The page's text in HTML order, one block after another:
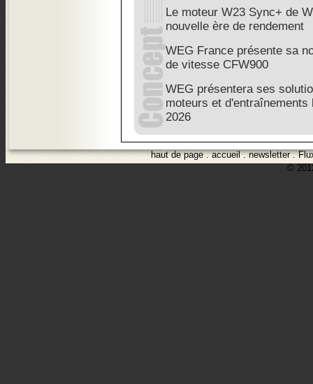
Le moteur W23 Sync+ de
nouvelle ère de rendement
WEG France présente sa
de vitesse CFW900
WEG présentera ses
moteurs et
2026
haut de page.accueil.newsletter.
©